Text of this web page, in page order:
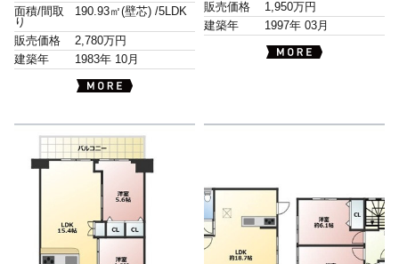
面積/間取
り
190.93㎡(壁芯) /5LDK
販売価格
2,780万円
建築年
1983年 10月
販売価格
1,950万円
建築年
1997年 03月